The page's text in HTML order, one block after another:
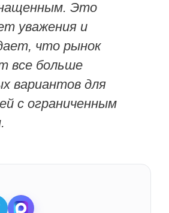
Это
уважения и
что рынок
все больше
вариантов для
с ограниченным